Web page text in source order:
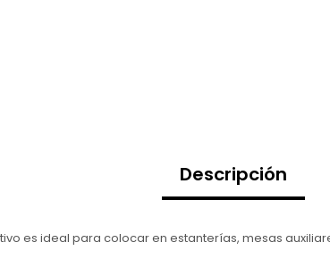
Descripción
es ideal para colocar en estanterías, mesas